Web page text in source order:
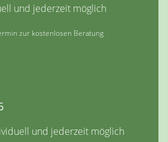
und jederzeit möglich
zur kostenlosen Beratung
und jederzeit möglich